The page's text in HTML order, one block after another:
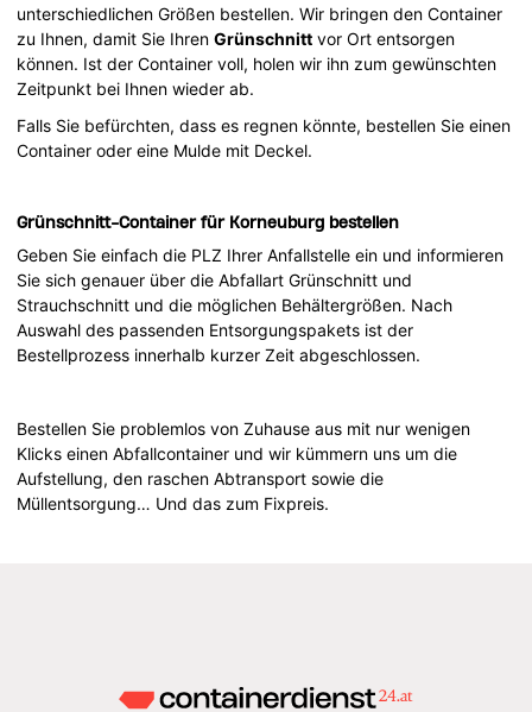
unterschiedlichen Größen bestellen. Wir bringen den Container
zu Ihnen, damit Sie IhrenGrünschnitt vor Ort entsorgen
können. Ist der Container voll, holen wir ihn zum gewünschten
Zeitpunkt bei Ihnen wieder ab.
Falls Sie befürchten, dass es regnen könnte, bestellen Sie einen
Container oder eine Mulde mit Deckel.
Grünschnitt-Container für Korneuburg bestellen
Geben Sie einfach die PLZ Ihrer Anfallstelle ein und informieren
Sie sich genauer über die Abfallart Grünschnitt und
Strauchschnitt und die möglichen Behältergrößen. Nach
Auswahl des passenden Entsorgungspakets ist der
Bestellprozess innerhalb kurzer Zeit abgeschlossen.
Bestellen Sie problemlos von Zuhause aus mit nur wenigen
Klicks einen Abfallcontainer und wir kümmern uns um die
Aufstellung, den raschen Abtransport sowie die
Müllentsorgung… Und das zum Fixpreis.